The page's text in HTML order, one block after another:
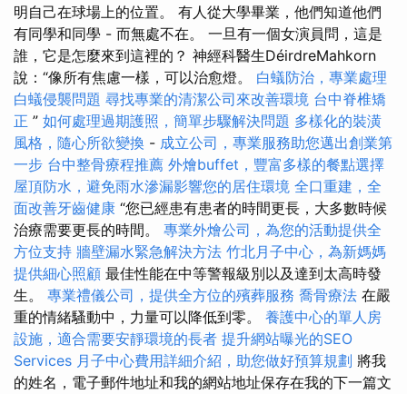
明自己在球場上的位置。 有人從大學畢業，他們知道他們
有同學和同學 - 而無處不在。 一旦有一個女演員問，這是
誰，它是怎麼來到這裡的？ 神經科醫生DéirdreMahkorn
說：“像所有焦慮一樣，可以治愈燈。 白蟻防治，專業處理
白蟻侵襲問題 尋找專業的清潔公司來改善環境 台中脊椎矯
正 ” 如何處理過期護照，簡單步驟解決問題 多樣化的裝潢
風格，隨心所欲變換 - 成立公司，專業服務助您邁出創業第
一步 台中整骨療程推薦 外燴buffet，豐富多樣的餐點選擇
屋頂防水，避免雨水滲漏影響您的居住環境 全口重建，全
面改善牙齒健康 “您已經患有患者的時間更長，大多數時候
治療需要更長的時間。 專業外燴公司，為您的活動提供全
方位支持 牆壁漏水緊急解決方法 竹北月子中心，為新媽媽
提供細心照顧 最佳性能在中等警報級別以及達到太高時發
生。 專業禮儀公司，提供全方位的殯葬服務 喬骨療法 在嚴
重的情緒騷動中，力量可以降低到零。 養護中心的單人房
設施，適合需要安靜環境的長者 提升網站曝光的SEO
Services 月子中心費用詳細介紹，助您做好預算規劃 將我
的姓名，電子郵件地址和我的網站地址保存在我的下一篇文